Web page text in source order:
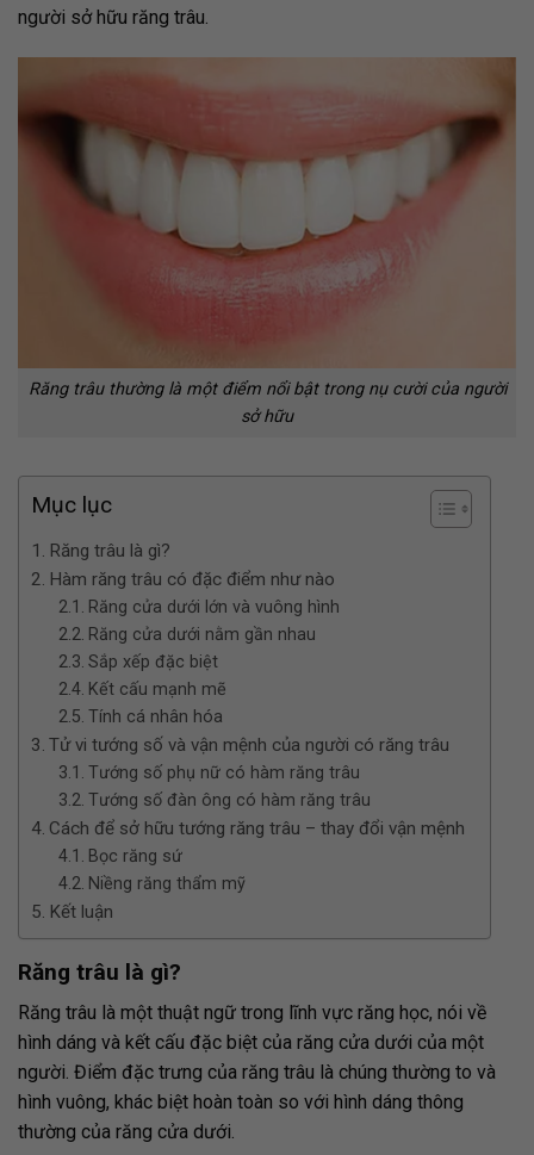
người sở hữu răng trâu.
Răng trâu thường là một điểm nổi bật trong nụ cười của người
sở hữu
Mục lục
Răng trâu là gì?
Hàm răng trâu có đặc điểm như nào
Răng cửa dưới lớn và vuông hình
Răng cửa dưới nằm gần nhau
Sắp xếp đặc biệt
Kết cấu mạnh mẽ
Tính cá nhân hóa
Tử vi tướng số và vận mệnh của người có răng trâu
Tướng số phụ nữ có hàm răng trâu
Tướng số đàn ông có hàm răng trâu
Cách để sở hữu tướng răng trâu – thay đổi vận mệnh
Bọc răng sứ
Niềng răng thẩm mỹ
Kết luận
Răng trâu là gì?
Răng trâu là một thuật ngữ trong lĩnh vực răng học, nói về
hình dáng và kết cấu đặc biệt của răng cửa dưới của một
người. Điểm đặc trưng của răng trâu là chúng thường to và
hình vuông, khác biệt hoàn toàn so với hình dáng thông
thường của răng cửa dưới.